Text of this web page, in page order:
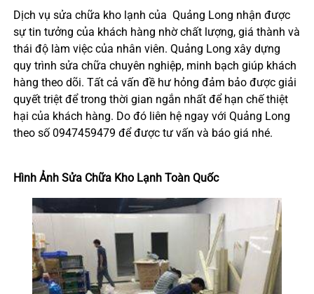
Dịch vụ sửa chữa kho lạnh của Quảng Long nhận được
sự tin tưởng của khách hàng nhờ chất lượng, giá thành và
thái độ làm việc của nhân viên. Quảng Long xây dựng
quy trình sửa chữa chuyên nghiệp, minh bạch giúp khách
hàng theo dõi. Tất cả vấn đề hư hỏng đảm bảo được giải
quyết triệt để trong thời gian ngắn nhất để hạn chế thiệt
hại của khách hàng. Do đó liên hệ ngay với Quảng Long
theo số 0947459479 để được tư vấn và báo giá nhé.
Hình Ảnh Sửa Chữa Kho Lạnh Toàn Quốc